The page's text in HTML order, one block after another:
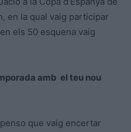
en la qual vaig participar
els 50 esquena vaig
amb el teu nou
que vaig encertar